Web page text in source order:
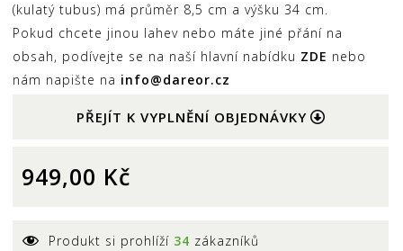
(kulatý tubus) má průměr 8,5 cm a výšku 34 cm.
Pokud chcete jinou lahev nebo máte jiné přání na
obsah, podívejte se na naší hlavní nabídku ZDE nebo
nám napište na info@dareor.cz
PŘEJÍT K VYPLNĚNÍ OBJEDNÁVKY
949,00 Kč
Produkt si prohlíží 34 zákazníků